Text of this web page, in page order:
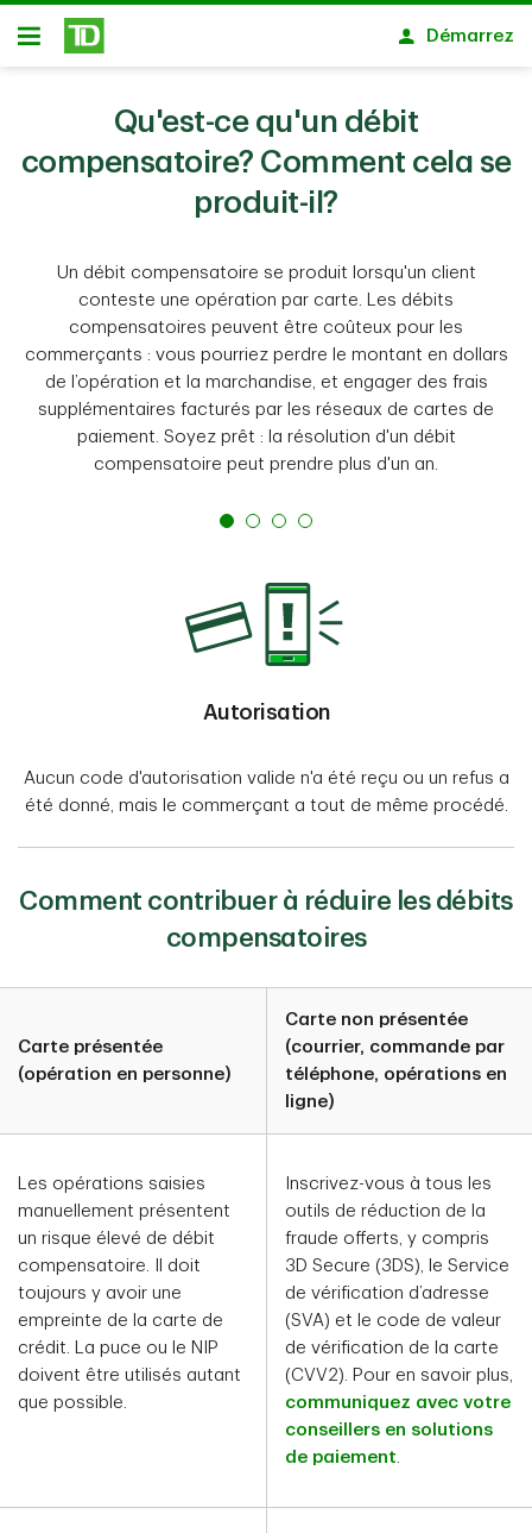
Passer au contenu principal
Ouvert
Démarrez
Qu'est-ce qu'un débit
compensatoire? Comment cela se
produit-il?
Un débit compensatoire se produit lorsqu'un client
conteste une opération par carte. Les débits
compensatoires peuvent être coûteux pour les
commerçants : vous pourriez perdre le montant en dollars
de l’opération et la marchandise, et engager des frais
supplémentaires facturés par les réseaux de cartes de
paiement. Soyez prêt : la résolution d'un débit
compensatoire peut prendre plus d'un an.
Autorisation
Aucun code d'autorisation valide n'a été reçu ou un refus a
été donné, mais le commerçant a tout de même procédé.
Comment contribuer à réduire les débits
compensatoires
Carte présentée
(opération en personne)
Carte non présentée
(courrier, commande par
téléphone, opérations en
ligne)
Les opérations saisies
manuellement présentent
un risque élevé de débit
compensatoire. Il doit
toujours y avoir une
empreinte de la carte de
crédit. La puce ou le NIP
doivent être utilisés autant
que possible.
Inscrivez-vous à tous les
outils de réduction de la
fraude offerts, y compris
3D Secure (3DS), le Service
de vérification d’adresse
(SVA) et le code de valeur
de vérification de la carte
(CVV2). Pour en savoir plus,
communiquez avec votre
conseillers en solutions
de paiement.